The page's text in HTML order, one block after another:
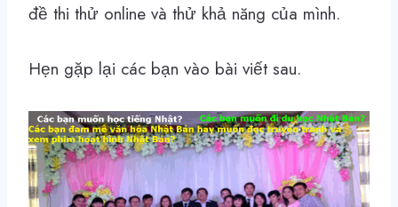
đề thi thử online và thử khả năng của mình.
Hẹn gặp lại các bạn vào bài viết sau.